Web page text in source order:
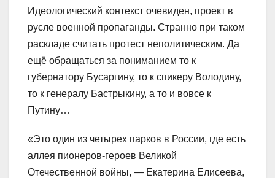
Идеологический контекст очевиден, проект в
русле военной пропаганды. Странно при таком
раскладе считать протест неполитическим. Да
ещё обращаться за пониманием то к
губернатору Бусаргину, то к спикеру Володину,
то к генералу Бастрыкину, а то и вовсе к
Путину…
«Это один из четырех парков в России, где есть
аллея пионеров-героев Великой
Отечественной войны, — Екатерина Елисеева,